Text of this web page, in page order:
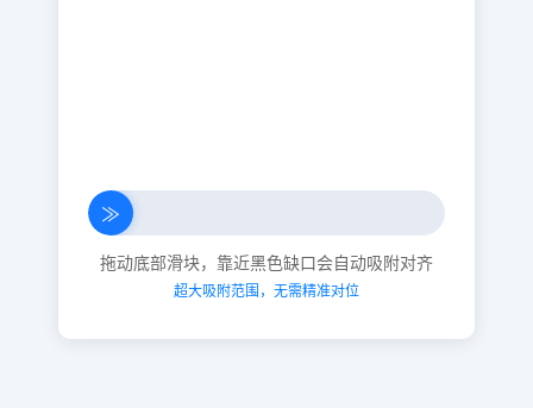
≫
拖动底部滑块，靠近黑色缺口会自动吸附对齐
超大吸附范围，无需精准对位